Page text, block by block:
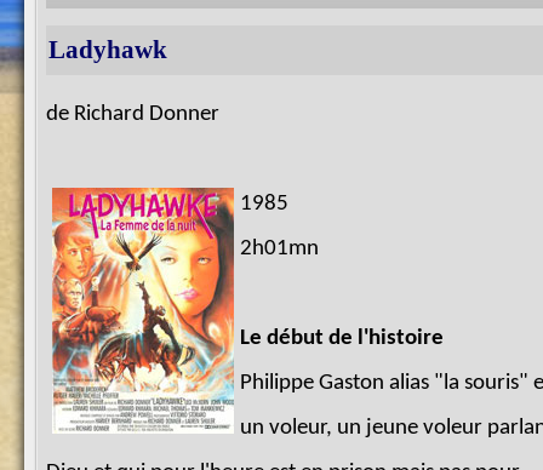
Ladyhawk
de Richard Donner
1985
2h01mn
Le début de l'histoire
Philippe Gaston alias "la souris"
un voleur, un jeune voleur